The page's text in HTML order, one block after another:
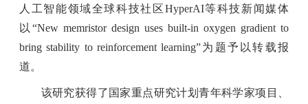
人工智能领域全球科技社区HyperAI等科技新闻媒体
以“New memristor design uses built-in oxygen gradient to
bring stability to reinforcement learning”为题予以转载报
道。
该研究获得了国家重点研究计划青年科学家项目、